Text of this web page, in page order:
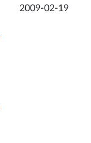
2009-02-19